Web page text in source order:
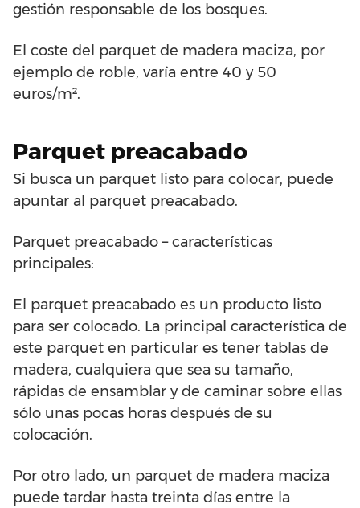
gestión responsable de los bosques.
El coste del parquet de madera maciza, por
ejemplo de roble, varía entre 40 y 50
euros/m².
Parquet preacabado
Si busca un parquet listo para colocar, puede
apuntar al parquet preacabado.
Parquet preacabado – características
principales:
El parquet preacabado es un producto listo
para ser colocado. La principal característica de
este parquet en particular es tener tablas de
madera, cualquiera que sea su tamaño,
rápidas de ensamblar y de caminar sobre ellas
sólo unas pocas horas después de su
colocación.
Por otro lado, un parquet de madera maciza
puede tardar hasta treinta días entre la